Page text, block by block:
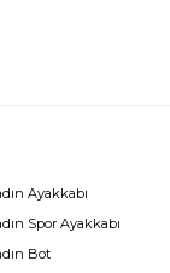
Ayakkabı
Spor Ayakkabı
Bot